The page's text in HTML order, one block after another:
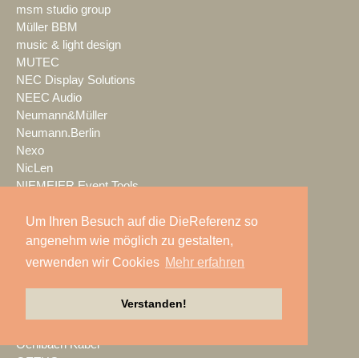
Um Ihren Besuch auf die DieReferenz so
angenehm wie möglich zu gestalten,
verwenden wir Cookies Mehr erfahren
Verstanden!
msm studio group
Müller BBM
music & light design
MUTEC
NEC Display Solutions
NEEC Audio
Neumann&Müller
Neumann.Berlin
Nexo
NicLen
NIEMEIER Event Tools
nobeo
Nocturne Drones GmbH
NPB Veranstaltungstechnik
NÜSSLI
Oehlbach Kabel